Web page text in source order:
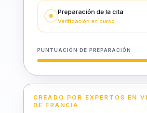
Preparación de la cita
Verificación en curso…
PUNTUACIÓN DE PREPARACIÓN
CREADO POR EXPERTOS EN
DE FRANCIA